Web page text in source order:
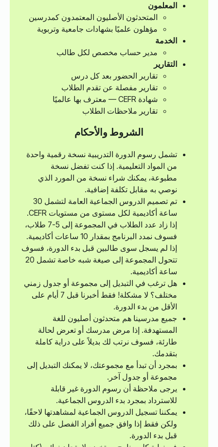
المعلمون
المتحدثون الأصليون المعتمدون كمدرسين
مؤهلون علميًا بشهادات جامعية وتربوية
الخدمة
مدير حساب مخصص لكل طالب
التقارير
تقارير الحضور بعد كل درس
تقارير مفصلة عن تقدم الطلاب
شهادة CEFR — معترف بها عالميًا
تقارير ملاحظات الطلاب
الشروط والأحكام
تشمل رسوم الدورة التدريبية نسخة رقمية واحدة
من المواد التعليمية. إذا كنت تفضل نسخة
مطبوعة، يمكنك شراء نسخة من المورد الذي
نوصي به مقابل تكلفة إضافية.
تم تصميم الدروس الجماعية العامة لتشمل 30
ساعة أكاديمية لكل مستوى من مستويات CEFR.
إذا زاد عدد الطلاب في المجموعة إلى 5-7 طلاب،
فسوف نمدد البرنامج بمقدار 10 ساعات أكاديمية.
إذا لم يسجل سوى طالبين قبل بدء الدورة، فسوف
تتحول المجموعة إلى صيغة شبه خاصة تشمل 20
ساعة أكاديمية.
هل ترغب في التبديل إلى مجموعة أو جدول زمني
مختلف؟ لا مشكلة! فقط أخبرنا قبل 7 أيام على
الأقل من بدء الدورة.
جميع مدرسينا هم متحدثون أصليون للغة
المستهدفة. إذا مرض مدرسك أو تعرض لحالة
طارئة، فسوف نرتب لك بديلاً على دراية كاملة
بتقدمك.
بمجرد أن تبدأ مع مجموعتك، لا يمكنك التبديل إلى
مجموعة أو جدول آخر.
يرجى ملاحظة أن رسوم الدورة غير قابلة
للاسترداد بمجرد بدء الدروس الجماعية.
يمكننا تسجيل الدروس الجماعية لمشاهدتها لاحقًا،
ولكن فقط إذا وافق جميع أفراد الفصل على ذلك
قبل بدء الدورة.